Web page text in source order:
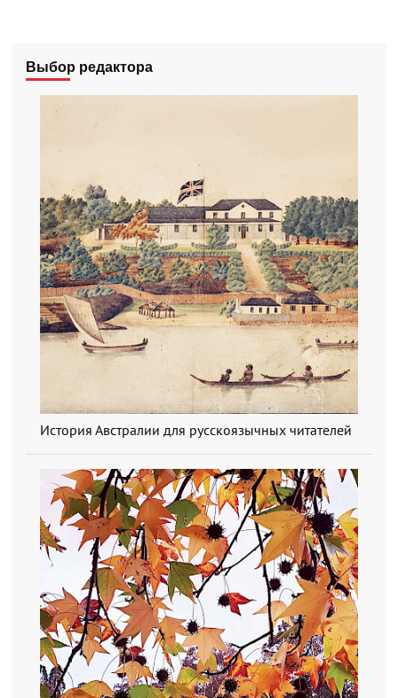
Выбор редактора
История Австралии для русскоязычных читателей